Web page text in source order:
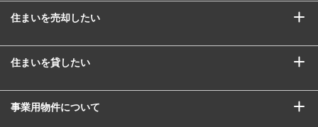
住まいを売却したい
住まいを貸したい
事業用物件について